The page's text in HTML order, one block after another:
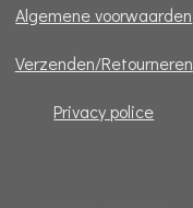
Algemene voorwaarden
Verzenden/Retourneren
Privacy police